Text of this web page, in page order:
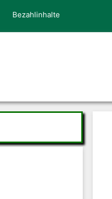
Bezahlinhalte